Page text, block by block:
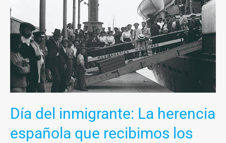
Día del inmigrante: La herencia
española que recibimos los
del
inmigrante:
La
herencia
española
que
recibimos
argentinos